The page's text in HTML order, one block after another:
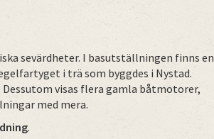
sevärdheter. I basutställningen finns en
i trä som byggdes i Nystad.
Dessutom visas flera gamla båtmotorer,
med mera.
.